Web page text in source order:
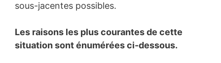
sous-jacentes possibles.
Les raisons les plus courantes de cette
situation sont énumérées ci-dessous.